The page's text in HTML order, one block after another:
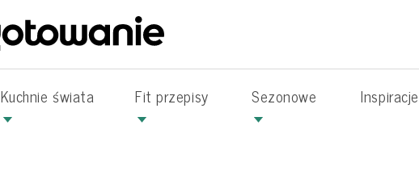
Kuchnie świata Fit przepisy Sezonowe Inspiracje